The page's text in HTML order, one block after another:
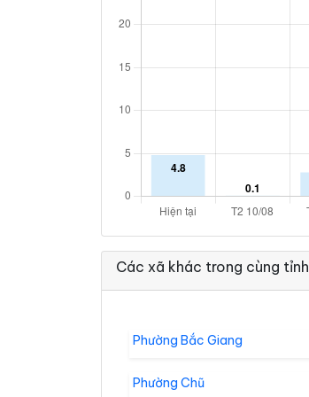
Các xã khác trong cùng tỉnh
Phường Bắc Giang
Phường Chũ